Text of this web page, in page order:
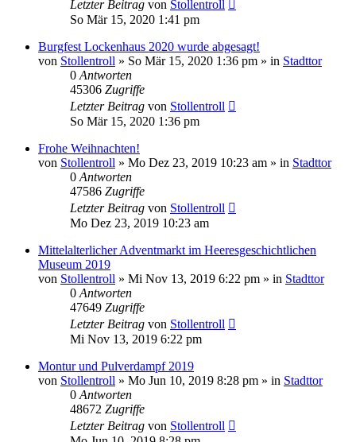
Letzter Beitrag von Stollentroll
So Mär 15, 2020 1:41 pm
Burgfest Lockenhaus 2020 wurde abgesagt!
von Stollentroll » So Mär 15, 2020 1:36 pm » in Stadttor
0 Antworten
45306 Zugriffe
Letzter Beitrag von Stollentroll
So Mär 15, 2020 1:36 pm
Frohe Weihnachten!
von Stollentroll » Mo Dez 23, 2019 10:23 am » in Stadttor
0 Antworten
47586 Zugriffe
Letzter Beitrag von Stollentroll
Mo Dez 23, 2019 10:23 am
Mittelalterlicher Adventmarkt im Heeresgeschichtlichen
Museum 2019
von Stollentroll » Mi Nov 13, 2019 6:22 pm » in Stadttor
0 Antworten
47649 Zugriffe
Letzter Beitrag von Stollentroll
Mi Nov 13, 2019 6:22 pm
Montur und Pulverdampf 2019
von Stollentroll » Mo Jun 10, 2019 8:28 pm » in Stadttor
0 Antworten
48672 Zugriffe
Letzter Beitrag von Stollentroll